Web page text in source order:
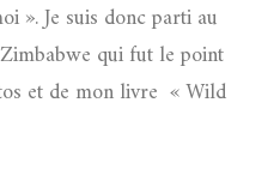
». Je suis donc parti au
qui fut le point
et de mon livre « Wild